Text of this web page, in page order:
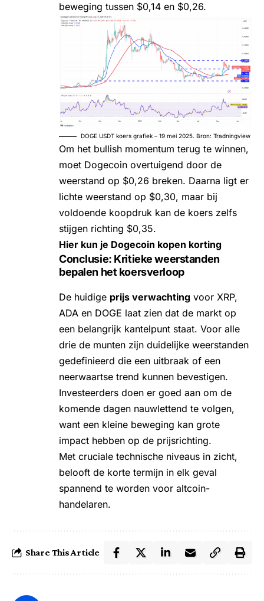
beweging tussen $0,14 en $0,26.
DOGE USDT koers grafiek – 19 mei 2025. Bron: Tradningview
Om het bullish momentum terug te winnen,
moet Dogecoin overtuigend door de
weerstand op $0,26 breken. Daarna ligt er
lichte weerstand op $0,30, maar bij
voldoende koopdruk kan de koers zelfs
stijgen richting $0,35.
Hier kun je Dogecoin kopen korting
Conclusie: Kritieke weerstanden
bepalen het koersverloop
De huidige prijs verwachting voor XRP,
ADA en DOGE laat zien dat de markt op
een belangrijk kantelpunt staat. Voor alle
drie de munten zijn duidelijke weerstanden
gedefinieerd die een uitbraak of een
neerwaartse trend kunnen bevestigen.
Investeerders doen er goed aan om de
komende dagen nauwlettend te volgen,
want een kleine beweging kan grote
impact hebben op de prijsrichting.
Met cruciale technische niveaus in zicht,
belooft de korte termijn in elk geval
spannend te worden voor altcoin-
handelaren.
Share This Article